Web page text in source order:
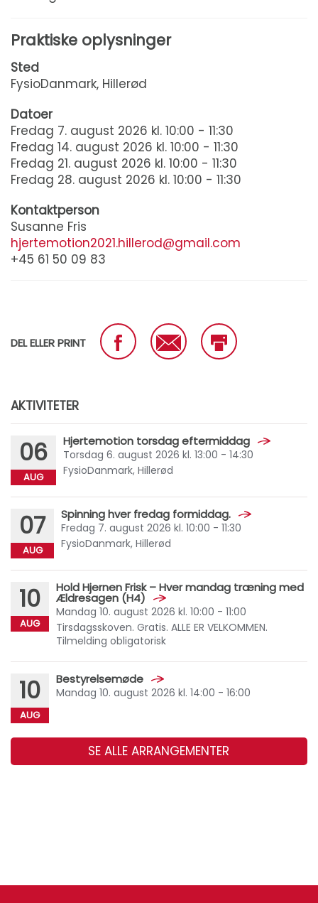
Praktiske oplysninger
Sted
FysioDanmark, Hillerød
Datoer
Fredag 7. august 2026 kl. 10:00 - 11:30
Fredag 14. august 2026 kl. 10:00 - 11:30
Fredag 21. august 2026 kl. 10:00 - 11:30
Fredag 28. august 2026 kl. 10:00 - 11:30
Kontaktperson
Susanne Fris
hjertemotion2021.hillerod@gmail.com
+45 61 50 09 83
DEL ELLER PRINT
AKTIVITETER
06
AUG
Hjertemotion torsdag eftermiddag
Torsdag 6. august 2026 kl. 13:00 - 14:30
FysioDanmark, Hillerød
07
AUG
Spinning hver fredag formiddag.
Fredag 7. august 2026 kl. 10:00 - 11:30
FysioDanmark, Hillerød
10
AUG
Hold Hjernen Frisk – Hver mandag træning med
Ældresagen (H4)
Mandag 10. august 2026 kl. 10:00 - 11:00
Tirsdagsskoven. Gratis. ALLE ER VELKOMMEN.
Tilmelding obligatorisk
10
AUG
Bestyrelsemøde
Mandag 10. august 2026 kl. 14:00 - 16:00
SE ALLE ARRANGEMENTER